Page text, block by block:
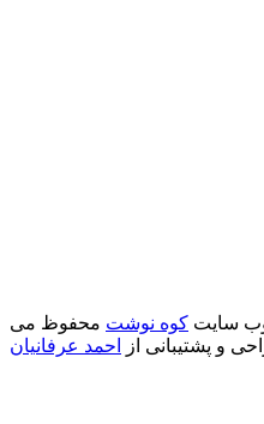
سایت کوه نوشت محفوظ می
و پشتیبانی از
احمد عرفانیان